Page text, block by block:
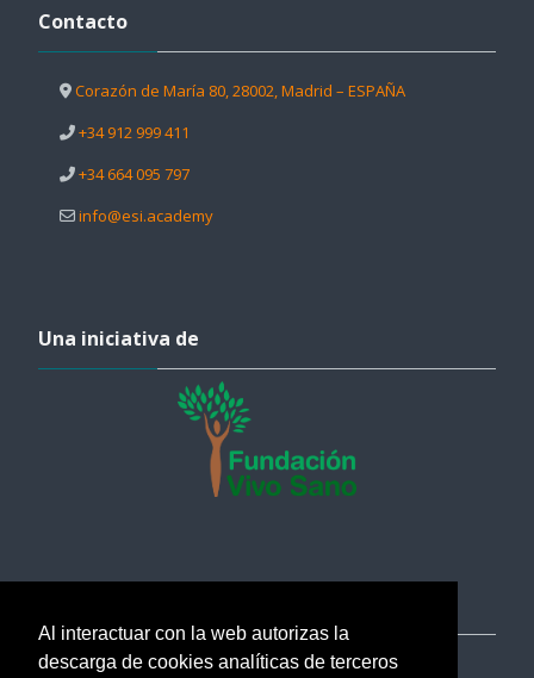
Al interactuar con la web autorizas la
descarga de cookies analíticas de terceros
Contacto
Corazón de María 80, 28002, Madrid – ESPAÑA
+34 912 999 411
+34 664 095 797
info@esi.academy
Una iniciativa de
soporte@esi.academy